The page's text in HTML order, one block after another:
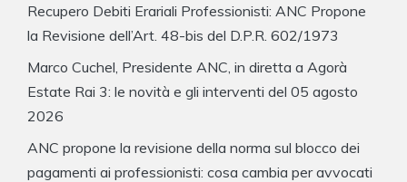
Recupero Debiti Erariali Professionisti: ANC Propone
la Revisione dell’Art. 48-bis del D.P.R. 602/1973
Marco Cuchel, Presidente ANC, in diretta a Agorà
Estate Rai 3: le novità e gli interventi del 05 agosto
2026
ANC propone la revisione della norma sul blocco dei
pagamenti ai professionisti: cosa cambia per avvocati